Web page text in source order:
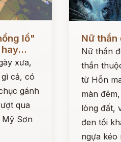
lồ"
xưa,
cả, có
gánh
qua
Mỹ Sơn
Nữ thần
Nữ thần
thần
từ Hỗn
màn
lòng đất,
đen tối
ngựa kéo